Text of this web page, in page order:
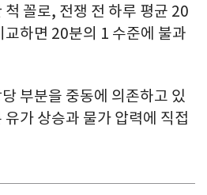
꼴로, 전쟁 전 하루 평균 20
교하면 20분의 1 수준에 불과
부분을 중동에 의존하고 있
가 상승과 물가 압력에 직접